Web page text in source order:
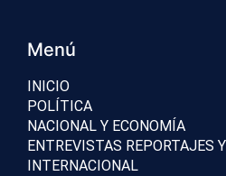
Menú
INICIO
POLÍTICA
NACIONAL Y ECONOMÍA
ENTREVISTAS REPORTAJES
INTERNACIONAL